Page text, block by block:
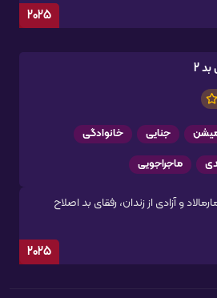
2025
2
جنایی
خانوادگی
ماجراجویی
و آزادی از زندان، رفقای بد اصلاح
2025